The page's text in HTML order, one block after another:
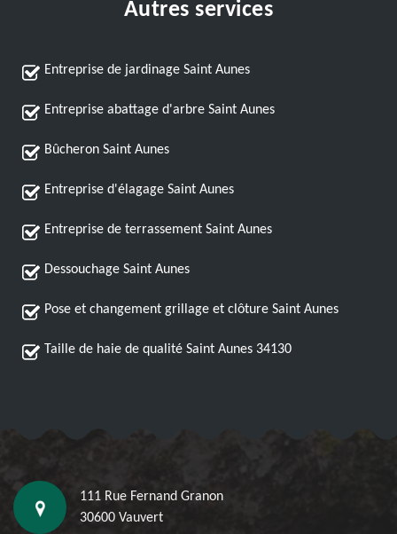
Autres services
Entreprise de jardinage Saint Aunes
Entreprise abattage d'arbre Saint Aunes
Bûcheron Saint Aunes
Entreprise d'élagage Saint Aunes
Entreprise de terrassement Saint Aunes
Dessouchage Saint Aunes
Pose et changement grillage et clôture Saint Aunes
Taille de haie de qualité Saint Aunes 34130
111 Rue Fernand Granon
30600 Vauvert